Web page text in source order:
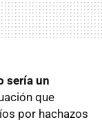
sería un
que
por hachazos